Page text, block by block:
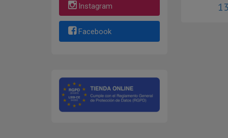
Instagram
Facebook